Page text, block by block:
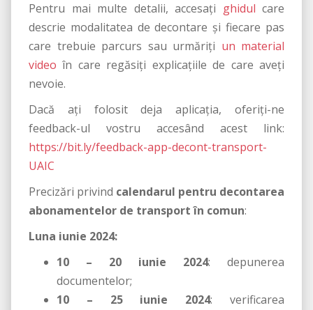
Pentru mai multe detalii, accesați ghidul care
descrie modalitatea de decontare și fiecare pas
care trebuie parcurs sau urmăriți un material
video în care regăsiți explicațiile de care aveți
nevoie.
Dacă ați folosit deja aplicația, oferiți-ne
feedback-ul vostru accesând acest link:
https://bit.ly/feedback-app-decont-transport-
UAIC
Precizări privind calendarul pentru decontarea
abonamentelor de transport în comun:
Luna iunie 2024:
10 – 20 iunie 2024: depunerea
documentelor;
10 – 25 iunie 2024: verificarea